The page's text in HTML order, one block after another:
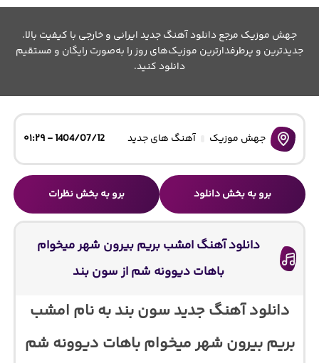
جهش موزیک مرجع دانلود آهنگ جدید ایرانی و خارجی با کیفیت بالا.
جدیدترین و پرطرفدارترین موزیک‌های روز را به‌صورت رایگان و مستقیم
دانلود کنید.
جهش موزیک آهنگ های جدید 1404/07/12 - ۰۱:۲۹
برو به بخش دانلود برو به بخش نظرات
دانلود آهنگ امشب بریم بیرون شهر میخوام
باهات دیوونه شم از سون بند
دانلود آهنگ جدید سون بند به نام امشب
بریم بیرون شهر میخوام باهات دیوونه شم